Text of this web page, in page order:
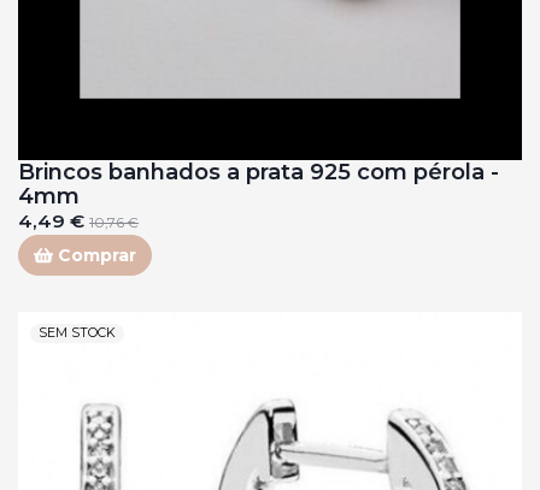
Brincos banhados a prata 925 com pérola -
4mm
4,49 € 10,76 €
Comprar
SEM STOCK